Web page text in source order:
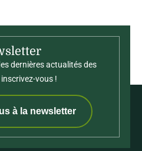
dernières actualités des
vous !
à la newsletter